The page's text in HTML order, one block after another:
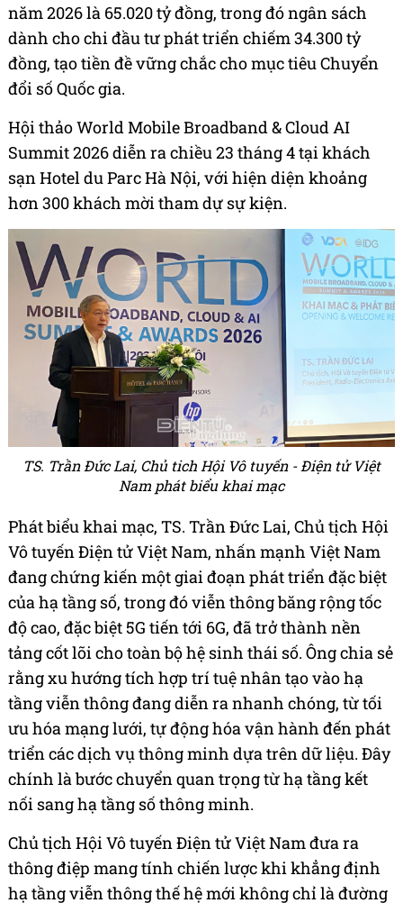
năm 2026 là 65.020 tỷ đồng, trong đó ngân sách
dành cho chi đầu tư phát triển chiếm 34.300 tỷ
đồng, tạo tiền đề vững chắc cho mục tiêu Chuyển
đổi số Quốc gia.
Hội thảo World Mobile Broadband & Cloud AI
Summit 2026 diễn ra chiều 23 tháng 4 tại khách
sạn Hotel du Parc Hà Nội, với hiện diện khoảng
hơn 300 khách mời tham dự sự kiện.
TS. Trần Đức Lai, Chủ tich Hội Vô tuyến - Điện tử Việt
Nam phát biểu khai mạc
Phát biểu khai mạc, TS. Trần Đức Lai, Chủ tịch Hội
Vô tuyến Điện tử Việt Nam, nhấn mạnh Việt Nam
đang chứng kiến một giai đoạn phát triển đặc biệt
của hạ tầng số, trong đó viễn thông băng rộng tốc
độ cao, đặc biệt 5G tiến tới 6G, đã trở thành nền
tảng cốt lõi cho toàn bộ hệ sinh thái số. Ông chia sẻ
rằng xu hướng tích hợp trí tuệ nhân tạo vào hạ
tầng viễn thông đang diễn ra nhanh chóng, từ tối
ưu hóa mạng lưới, tự động hóa vận hành đến phát
triển các dịch vụ thông minh dựa trên dữ liệu. Đây
chính là bước chuyển quan trọng từ hạ tầng kết
nối sang hạ tầng số thông minh.
Chủ tịch Hội Vô tuyến Điện tử Việt Nam đưa ra
thông điệp mang tính chiến lược khi khẳng định
hạ tầng viễn thông thế hệ mới không chỉ là đường